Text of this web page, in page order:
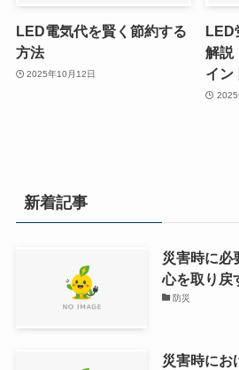
LED電気代を賢く節約する
方法
2025年10月12日
LED
解説
イン
2025
新着記事
災害時に必
心を取り戻
防災
災害時にお